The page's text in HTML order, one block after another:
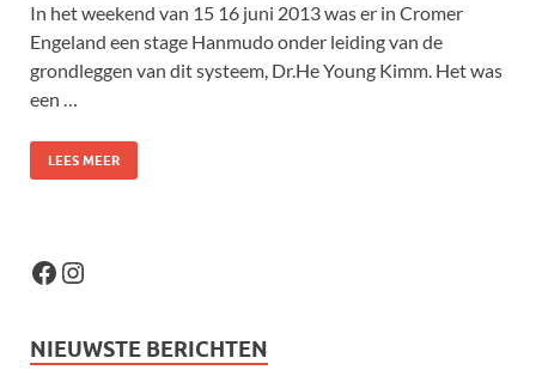
In het weekend van 15 16 juni 2013 was er in Cromer
Engeland een stage Hanmudo onder leiding van de
grondleggen van dit systeem, Dr.He Young Kimm. Het was
een …
LEES MEER
NIEUWSTE BERICHTEN